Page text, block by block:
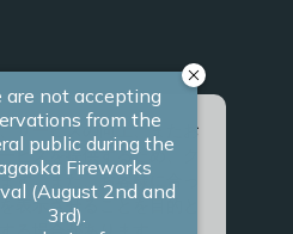
サービスの向上、またお
ビスを提供するため、ク
す。また、お客様に合っ
表示させることを目的と